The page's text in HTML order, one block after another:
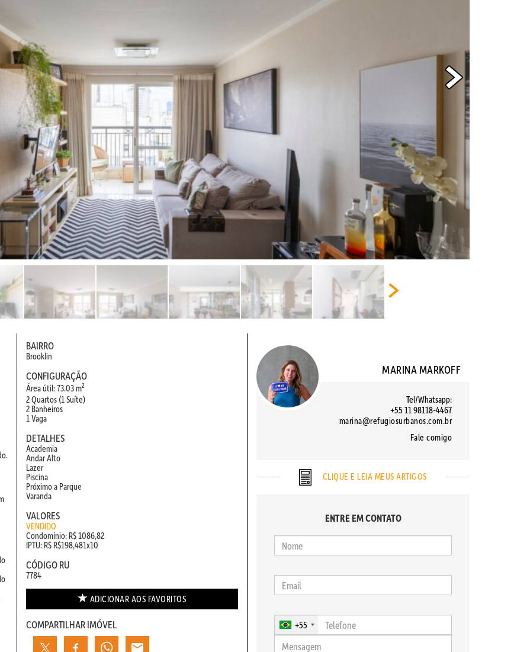
BAIRRO
Brooklin
CONFIGURAÇÃO
Área útil: 73.03 m2
2 Quartos (1 Suíte)
2 Banheiros
1 Vaga
DETALHES
Academia
Andar Alto
Lazer
Piscina
Próximo a Parque
Varanda
VALORES
VENDIDO
Condomínio: R$ 1086,82
IPTU: R$ R$198,481x10
CÓDIGO RU
7784
ADICIONAR AOS FAVORITOS
COMPARTILHAR IMÓVEL
MARINA MARKOFF
Tel/Whatsapp:
+55 11 98118-4467
marina@refugiosurbanos.com.br
Fale comigo
CLIQUE E LEIA MEUS ARTIGOS
ENTRE EM CONTATO
+55